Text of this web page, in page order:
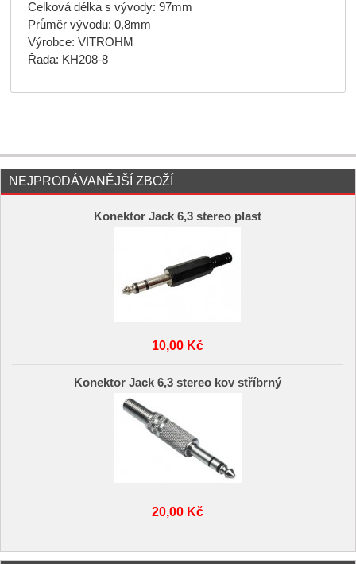
Celková délka s vývody: 97mm
Průměr vývodu: 0,8mm
Výrobce: VITROHM
Řada: KH208-8
NEJPRODÁVANĚJŠÍ ZBOŽÍ
Konektor Jack 6,3 stereo plast
10,00 Kč
Konektor Jack 6,3 stereo kov stříbrný
20,00 Kč